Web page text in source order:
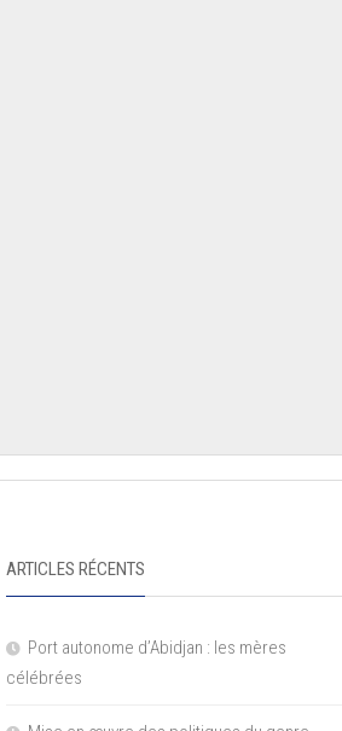
ARTICLES RÉCENTS
Port autonome d’Abidjan : les mères
célébrées